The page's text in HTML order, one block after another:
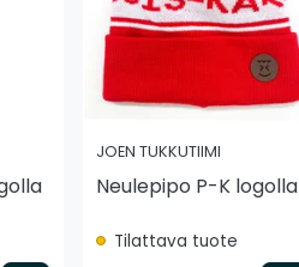
JOEN TUKKUTIIMI
Neulepipo P-K logolla
Tilattava tuote